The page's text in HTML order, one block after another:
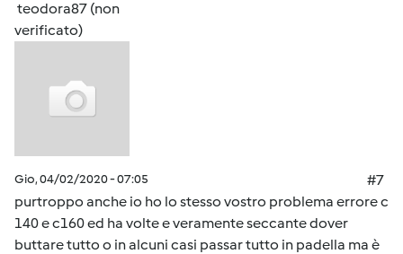
teodora87 (non
verificato)
Gio, 04/02/2020 - 07:05
#7
purtroppo anche io ho lo stesso vostro problema errore c
140 e c160 ed ha volte e veramente seccante dover
buttare tutto o in alcuni casi passar tutto in padella ma è